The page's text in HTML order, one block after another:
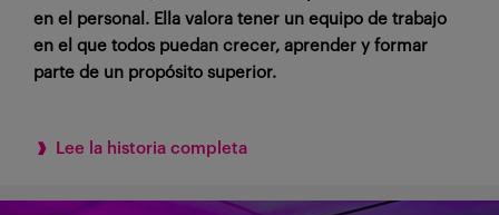
en el personal. Ella valora tener un equipo de trabajo
en el que todos puedan crecer, aprender y formar
parte de un propósito superior.
Lee la historia completa